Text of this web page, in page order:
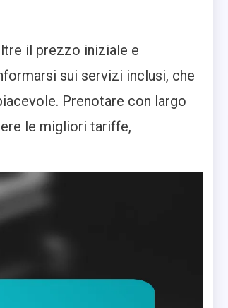
il prezzo iniziale e
sui servizi inclusi, che
Prenotare con largo
le migliori tariffe,